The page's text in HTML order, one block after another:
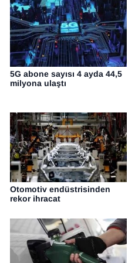
5G abone sayısı 4 ayda 44,5
milyona ulaştı
Otomotiv endüstrisinden
rekor ihracat